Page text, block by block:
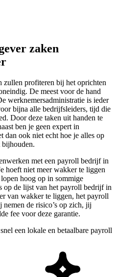
zaken
zullen profiteren bij het oprichten
De meest voor de hand
werknemersadministratie is ieder
bijna alle bedrijfsleiders, tijd die
Door deze taken uit handen te
ben je geen expert in
dan ook niet echt hoe je alles op
bijhouden.
met een payroll bedrijf in
hoeft niet meer wakker te liggen
hoog op in sommige
op de lijst van het payroll bedrijf in
van wakker te liggen, het payroll
de risico’s op zich, jij
fee voor deze garantie.
een lokale en betaalbare payroll